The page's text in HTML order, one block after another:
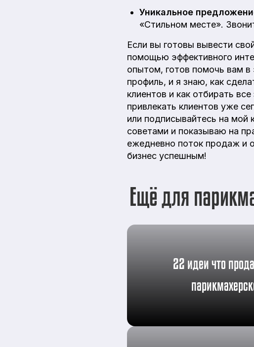
Уникальное
«Стильном месте».
Если вы готовы вывести
помощью эффективного
опытом, готов помочь вам
профиль, и я знаю, как
клиентов и как отбирать
привлекать клиентов уже
или подписывайтесь на мой
советами и показываю на
ежедневно поток продаж и
бизнес успешным!
Ещё для
22 идеи что